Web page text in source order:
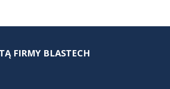
FIRMY BLASTECH